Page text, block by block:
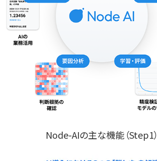
Node-AIの主な機能（Step1）